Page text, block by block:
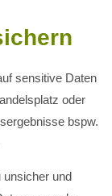
sensitive Daten
oder
bspw.
unsicher und